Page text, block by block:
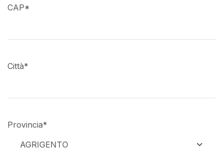
CAP*
Città*
Provincia*